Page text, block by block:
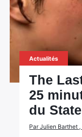
Actualités
The
25
du
Par Julien Barthet